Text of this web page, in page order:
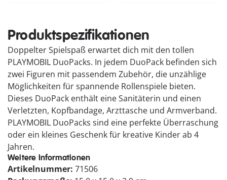
Produktspezifikationen
Doppelter Spielspaß erwartet dich mit den tollen
PLAYMOBIL DuoPacks. In jedem DuoPack befinden sich
zwei Figuren mit passendem Zubehör, die unzählige
Möglichkeiten für spannende Rollenspiele bieten.
Dieses DuoPack enthält eine Sanitäterin und einen
Verletzten, Kopfbandage, Arzttasche und Armverband.
PLAYMOBIL DuoPacks sind eine perfekte Überraschung
oder ein kleines Geschenk für kreative Kinder ab 4
Jahren.
Weitere Informationen
Artikelnummer: 71506